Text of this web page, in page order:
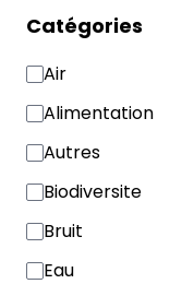
Catégories
Air
Alimentation
Autres
Biodiversite
Bruit
Eau